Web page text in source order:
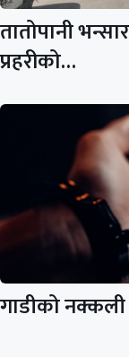
तातोपानी
प्रहरीको…
गाडीको नक्कली